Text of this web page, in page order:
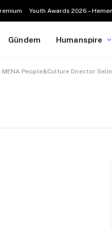
Youth Awards 2026 –
Gündem Humanspire
People&Culture Director